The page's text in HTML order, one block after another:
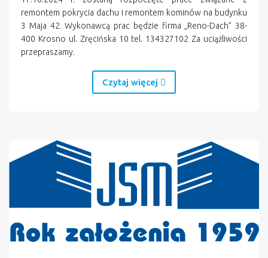
remontem pokrycia dachu i remontem kominów na budynku
3 Maja 42. Wykonawcą prac będzie firma „Reno-Dach” 38-
400 Krosno ul. Zręcińska 10 tel. 134327102 Za uciążliwości
przepraszamy.
Czytaj więcej